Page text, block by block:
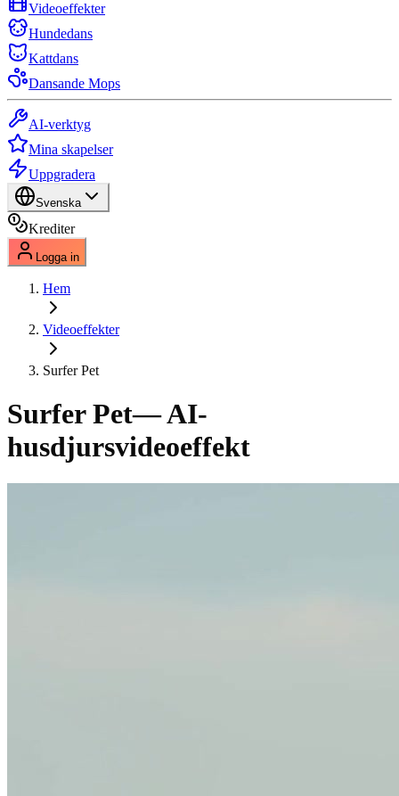
Videoeffekter
Hundedans
Kattdans
Dansande Mops
AI-verktyg
Mina skapelser
Uppgradera
Svenska
Krediter
Logga in
Hem
Videoeffekter
Surfer Pet
Surfer Pet— AI-
husdjursvideoeffekt